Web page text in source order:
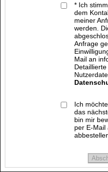
* Ich
dem
meiner
werden.
Anfrage
Mail an
Ich
das
bin mir
per E-Mail